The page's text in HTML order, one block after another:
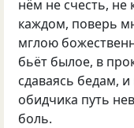
нём не счесть,
каждом, поверь
мглою
бьёт былое, в
сдаваясь бедам,
обидчика путь
боль.